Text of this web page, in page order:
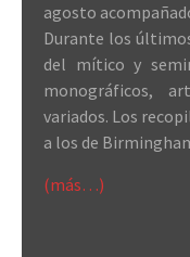
agosto
Durante los
del mítico y
monográficos,
variados. Los
a los de
(más…)